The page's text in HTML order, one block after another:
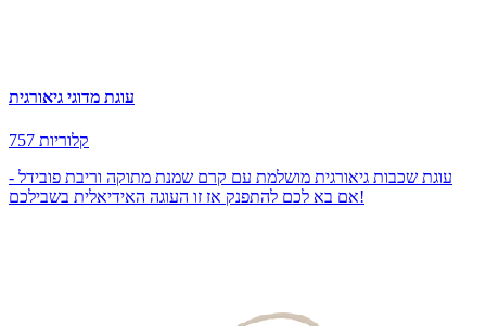
עוגת מדוגי גיאורגית
757 קלוריות
עוגת שכבות גיאורגית מושלמת עם קרם שמנת מתוקה וריבת פובידל -
אם בא לכם להתפנק אז זו העוגה האידיאלית בשבילכם!